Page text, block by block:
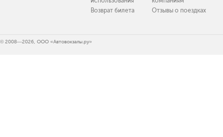
Возврат билета
Отзывы о поездках
© 2008—2026, ООО «Автовокзалы.ру»